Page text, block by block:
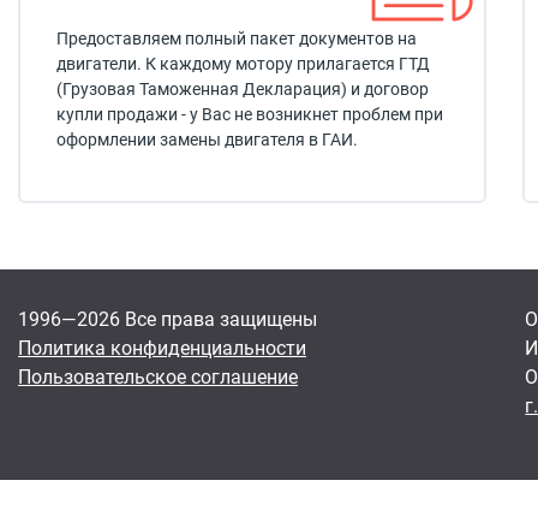
Предоставляем полный пакет документов на
двигатели. К каждому мотору прилагается ГТД
(Грузовая Таможенная Декларация) и договор
купли продажи - у Вас не возникнет проблем при
оформлении замены двигателя в ГАИ.
1996—2026 Все права защищены
Политика конфиденциальности
Пользовательское соглашение